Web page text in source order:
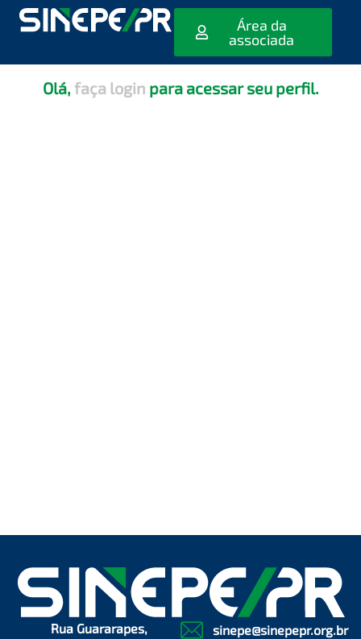
Área da
associada
[editar_escola_usuario]
Olá, faça login para acessar seu perfil.
Rua Guararapes,
sinepe@sinepepr.org.br